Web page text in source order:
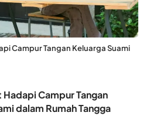
Campur Tangan Keluarga Suami
Hadapi Campur Tangan
dalam Rumah Tangga